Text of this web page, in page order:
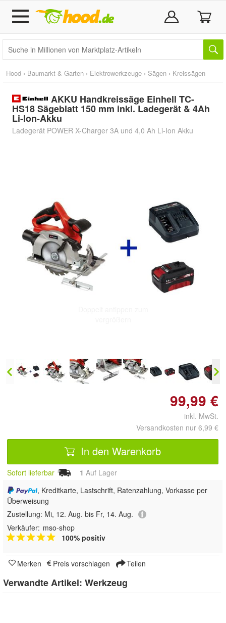
Hood › Baumarkt & Garten › Elektrowerkzeuge › Sägen › Kreissägen
AKKU Handkreissäge Einhell TC-
HS18 Sägeblatt 150 mm inkl. Ladegerät & 4Ah
Li-Ion-Akku
Ladegerät POWER X-Charger 3A und 4,0 Ah Li-Ion Akku
99,99 €
inkl. MwSt.
Versandkosten nur 6,99 €
In den Warenkorb
Sofort lieferbar 1 Auf Lager
, Kreditkarte, Lastschrift, Ratenzahlung, Vorkasse per
Überweisung
Zustellung: Mi, 12. Aug. bis Fr, 14. Aug.
Verkäufer: mso-shop
100% positiv
Merken Preis vorschlagen Teilen
Verwandte Artikel: Werkzeug